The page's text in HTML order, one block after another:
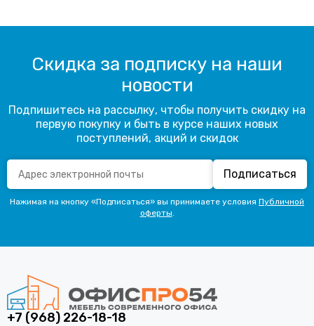
Скидка за подписку на наши
новости
Подпишитесь на рассылку, чтобы получить скидку на
первую покупку и быть в курсе наших новых
поступлений, акций и скидок
Подписаться
Нажимая на кнопку «Подписаться» вы принимаете условия Публичной
оферты.
+7 (968) 226-18-18